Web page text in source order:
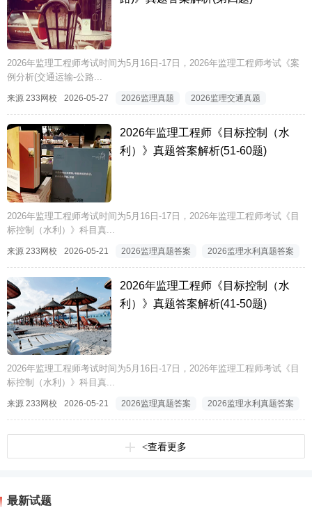
2026年监理工程师考试时间为5月16日-17日，2026年监理工程师考试《案
例分析(交通运输-公路...
来源 233网校 2026-05-27 2026监理真题 2026监理交通真题
2026年监理工程师《目标控制（水
利）》真题答案解析(51-60题)
2026年监理工程师考试时间为5月16日-17日，2026年监理工程师考试《目
标控制（水利）》科目真...
来源 233网校 2026-05-21 2026监理真题答案 2026监理水利真题答案
2026年监理工程师《目标控制（水
利）》真题答案解析(41-50题)
2026年监理工程师考试时间为5月16日-17日，2026年监理工程师考试《目
标控制（水利）》科目真...
来源 233网校 2026-05-21 2026监理真题答案 2026监理水利真题答案
<查看更多
最新试题